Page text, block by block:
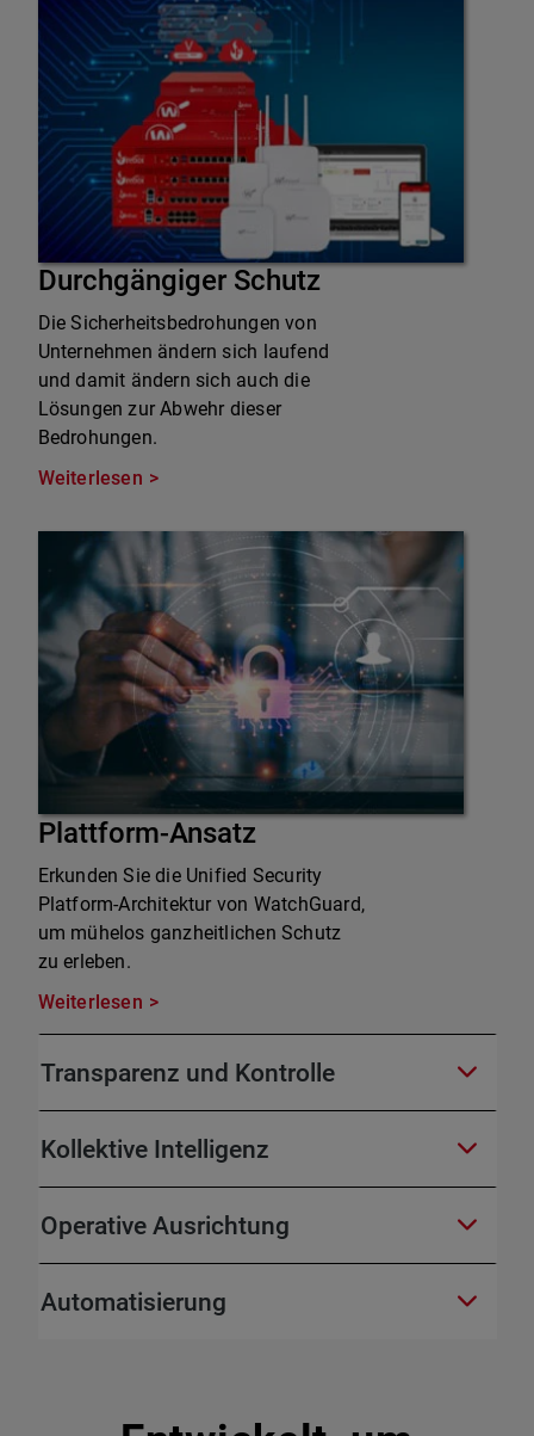
Durchgängiger Schutz
Die Sicherheitsbedrohungen von
Unternehmen ändern sich laufend
und damit ändern sich auch die
Lösungen zur Abwehr dieser
Bedrohungen.
Weiterlesen
Plattform-Ansatz
Erkunden Sie die Unified Security
Platform-Architektur von WatchGuard,
um mühelos ganzheitlichen Schutz
zu erleben.
Weiterlesen
Transparenz und Kontrolle
Kollektive Intelligenz
Operative Ausrichtung
Automatisierung